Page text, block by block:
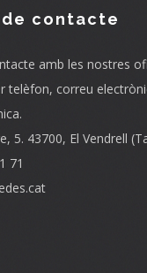
contacte
amb les nostres
telèfon, correu
5. 43700, El Vendrell
71